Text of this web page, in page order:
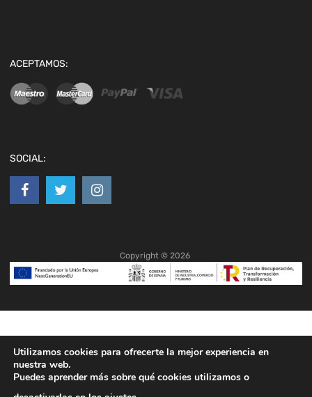
ACEPTAMOS:
SOCIAL:
Copyright © 2026
Utilizamos cookies para ofrecerte la mejor experiencia en
nuestra web.
Puedes aprender más sobre qué cookies utilizamos o